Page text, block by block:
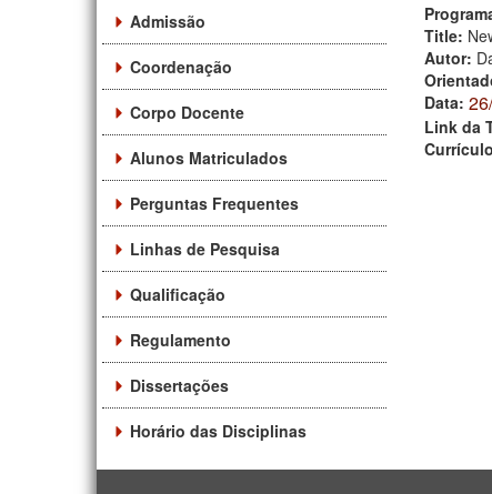
Admissão
Coordenação
Corpo Docente
Alunos Matriculados
Perguntas Frequentes
Linhas de Pesquisa
Qualificação
Regulamento
Dissertações
Horário das Disciplinas
Title:
Autor:
Data:
Link da